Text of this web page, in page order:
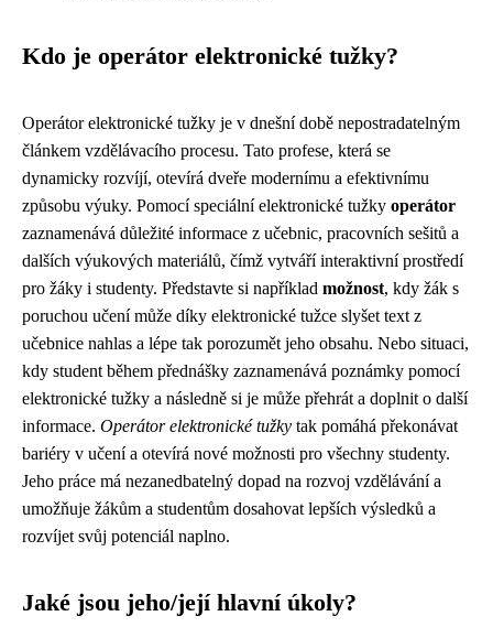
Kdo je operátor elektronické tužky?
Operátor elektronické tužky je v dnešní době nepostradatelným
článkem vzdělávacího procesu. Tato profese, která se
dynamicky rozvíjí, otevírá dveře modernímu a efektivnímu
způsobu výuky. Pomocí speciální elektronické tužky operátor
zaznamenává důležité informace z učebnic, pracovních sešitů a
dalších výukových materiálů, čímž vytváří interaktivní prostředí
pro žáky i studenty. Představte si například možnost, kdy žák s
poruchou učení může díky elektronické tužce slyšet text z
učebnice nahlas a lépe tak porozumět jeho obsahu. Nebo situaci,
kdy student během přednášky zaznamenává poznámky pomocí
elektronické tužky a následně si je může přehrát a doplnit o další
informace. Operátor elektronické tužky tak pomáhá překonávat
bariéry v učení a otevírá nové možnosti pro všechny studenty.
Jeho práce má nezanedbatelný dopad na rozvoj vzdělávání a
umožňuje žákům a studentům dosahovat lepších výsledků a
rozvíjet svůj potenciál naplno.
Jaké jsou jeho/její hlavní úkoly?